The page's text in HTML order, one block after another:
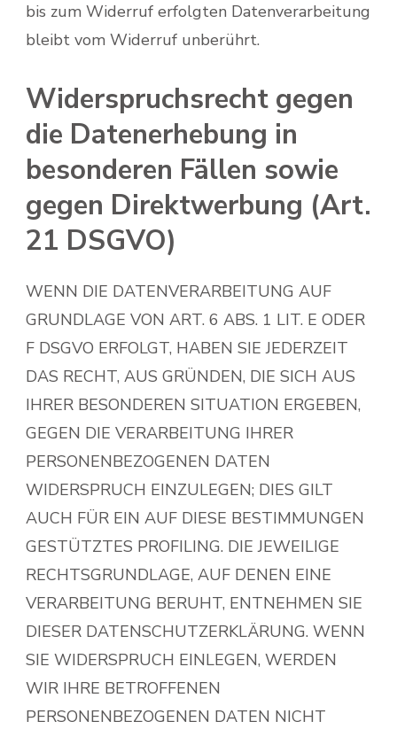
bis zum Widerruf erfolgten Datenverarbeitung
bleibt vom Widerruf unberührt.
Widerspruchsrecht gegen
die Datenerhebung in
besonderen Fällen sowie
gegen Direktwerbung (Art.
21 DSGVO)
WENN DIE DATENVERARBEITUNG AUF
GRUNDLAGE VON ART. 6 ABS. 1 LIT. E ODER
F DSGVO ERFOLGT, HABEN SIE JEDERZEIT
DAS RECHT, AUS GRÜNDEN, DIE SICH AUS
IHRER BESONDEREN SITUATION ERGEBEN,
GEGEN DIE VERARBEITUNG IHRER
PERSONENBEZOGENEN DATEN
WIDERSPRUCH EINZULEGEN; DIES GILT
AUCH FÜR EIN AUF DIESE BESTIMMUNGEN
GESTÜTZTES PROFILING. DIE JEWEILIGE
RECHTSGRUNDLAGE, AUF DENEN EINE
VERARBEITUNG BERUHT, ENTNEHMEN SIE
DIESER DATENSCHUTZERKLÄRUNG. WENN
SIE WIDERSPRUCH EINLEGEN, WERDEN
WIR IHRE BETROFFENEN
PERSONENBEZOGENEN DATEN NICHT